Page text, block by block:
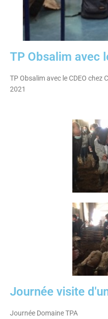
TP Obsalim avec
TP Obsalim avec le CDEO
2021
Journée visite
Journée Domaine TPA